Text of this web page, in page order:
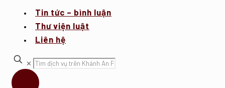
Tin tức – bình luận
Thư viện luật
Liên hệ
✕